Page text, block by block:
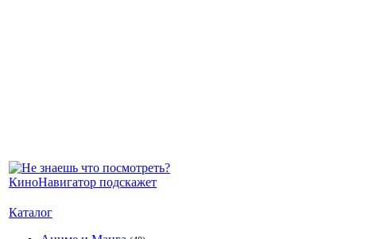
Каталог